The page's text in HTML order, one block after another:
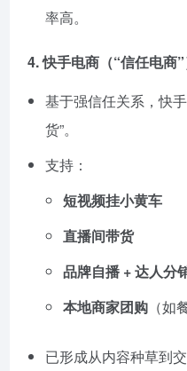
率高。
4.快手电商（“信任电商”
基于强信任关系，快
货”。
支持：
短视频挂小黄车
直播间带货
品牌自播 + 达人分
本地商家团购 （如
已形成从内容种草到